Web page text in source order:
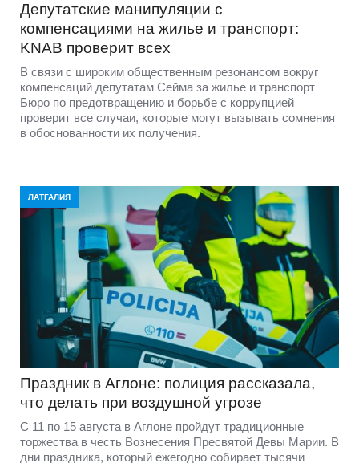
Депутатские манипуляции с
компенсациями на жилье и транспорт:
KNAB проверит всех
В связи с широким общественным резонансом вокруг
компенсаций депутатам Сейма за жилье и транспорт
Бюро по предотвращению и борьбе с коррупцией
проверит все случаи, которые могут вызывать сомнения
в обоснованности их получения.
ЛАТГАЛИЯ
Праздник в Аглоне: полиция рассказала,
что делать при воздушной угрозе
С 11 по 15 августа в Аглоне пройдут традиционные
торжества в честь Вознесения Пресвятой Девы Марии. В
дни праздника, который ежегодно собирает тысячи